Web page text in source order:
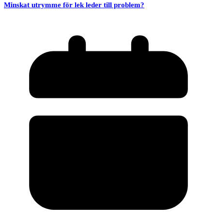
Minskat utrymme för lek leder till problem?